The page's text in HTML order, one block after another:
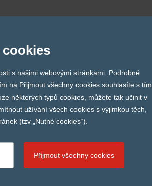
Fumedica
s našimi webovými stránkami. Podrobné
na Přijmout všechny cookies souhlasíte s tím,
některých typů cookies, můžete tak učinit v
užívání všech cookies s výjimkou těch,
(tzv „Nutné cookies“).
Přijmout všechny cookies